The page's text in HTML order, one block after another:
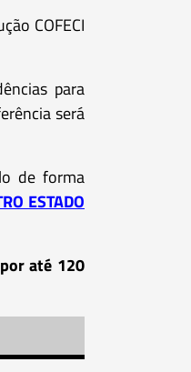
COFECI
para
será
de forma
ESTADO
por até 120